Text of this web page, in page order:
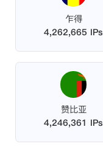
乍得
4,262,665 IPs
赞比亚
4,246,361 IPs